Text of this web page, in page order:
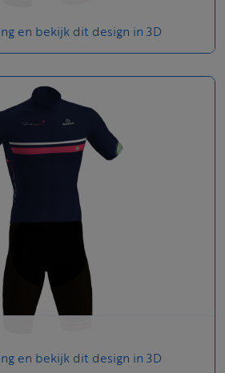
en bekijk dit design in 3D
en bekijk dit design in 3D